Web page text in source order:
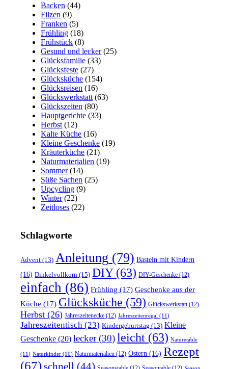
Backen (44)
Filzen (9)
Franken (5)
Frühling (18)
Frühstück (8)
Gesund und lecker(25)
Glücksfamilie (33)
Glücksfeste (27)
Glücksküche (154)
Glücksreisen (16)
Glückswerkstatt (63)
Glückszeiten (80)
Hauptgerichte (33)
Herbst (12)
Kalte Küche (16)
Kleine Geschenke (19)
Kräuterküche (21)
Naturmaterialien (19)
Sommer(14)
Süße Sachen (25)
Upcycling (9)
Winter(22)
Zeitloses (22)
Schlagworte
Advent (13) Anleitung (79) Basteln mit Kindern
(16) Dinkelvollkorn (15) DIY(63) DIY-Geschenke (12)
einfach (86) Frühling (17) Geschenke aus der
Küche (17) Glücksküche (59) Glückswerkstatt(12)
Herbst (26) Jahreszeitenecke (12) Jahreszeitenregal (11)
Jahreszeitentisch (23) Kindergeburtstag (13) Kleine
Geschenke (20) lecker(30) leicht (63) Naturetable
(11) Naturkinder (10) Naturmaterialien (12) Ostern (16) Rezept
(67)